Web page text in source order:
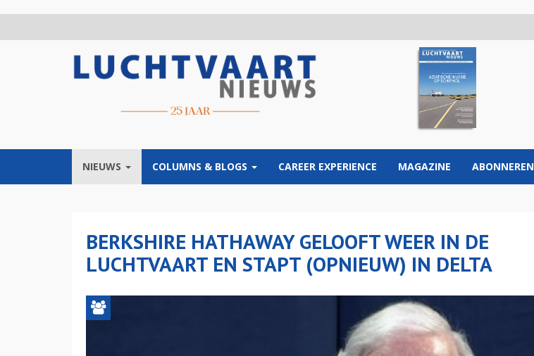
NIEUWS COLUMNS & BLOGS CAREER EXPERIENCE MAGAZINE ABONNEREN
BERKSHIRE HATHAWAY GELOOFT WEER IN DE
LUCHTVAART EN STAPT (OPNIEUW) IN DELTA